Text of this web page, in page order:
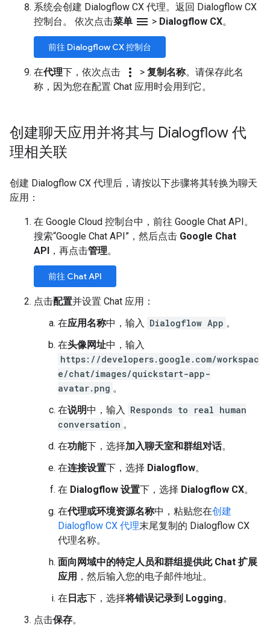
系统会创建 Dialogflow CX 代理。返回 Dialogflow CX
控制台。 依次点击菜单 menu > Dialogflow CX。
前往 Dialogflow CX 控制台
在代理下，依次点击 more_vert > 复制名称。请保存此名
称，因为您在配置 Chat 应用时会用到它。
创建聊天应用并将其与 Dialogflow 代
理相关联
创建 Dialogflow CX 代理后，请按以下步骤将其转换为聊天
应用：
在 Google Cloud 控制台中，前往 Google Chat API。
搜索“Google Chat API”，然后点击 Google Chat
API ，再点击管理。
前往 Chat API
点击配置并设置 Chat 应用：
在应用名称中，输入 Dialogflow App 。
在头像网址中，输入
https://developers.google.com/workspac
e/chat/images/quickstart-app-
avatar.png 。
在说明中，输入
Responds to real human
conversation 。
在功能下，选择加入聊天室和群组对话。
在连接设置下，选择 Dialogflow。
在 Dialogflow 设置下，选择 Dialogflow CX。
在代理或环境资源名称中，粘贴您在创建
Dialogflow CX 代理末尾复制的 Dialogflow CX
代理名称。
面向网域中的特定人员和群组提供此 Chat 扩展
应用 ，然后输入您的电子邮件地址。
在 日志下，选择将错误记录到 Logging。
点击保存。